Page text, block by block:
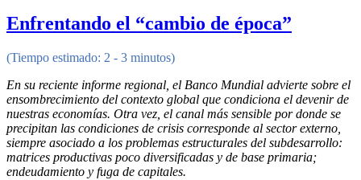
Enfrentando el “cambio de época”
(Tiempo estimado: 2 - 3 minutos)
En su reciente informe regional, el Banco Mundial advierte sobre el
ensombrecimiento del contexto global que condiciona el devenir de
nuestras economías. Otra vez, el canal más sensible por donde se
precipitan las condiciones de crisis corresponde al sector externo,
siempre asociado a los problemas estructurales del subdesarrollo:
matrices productivas poco diversificadas y de base primaria;
endeudamiento y fuga de capitales.